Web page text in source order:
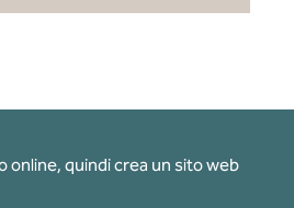
online, quindi crea un sito web